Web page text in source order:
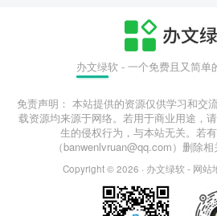
办文绿软 - 一个免费且又简单
免责声明： 本站提供的资源仅供学习和交
载资源均来源于网络。若用于商业用途，
生的侵权行为，与本站无关。若
（banwenlvruan@qq.com）删除相
Copyright © 2026 · 办文绿软 - 网站